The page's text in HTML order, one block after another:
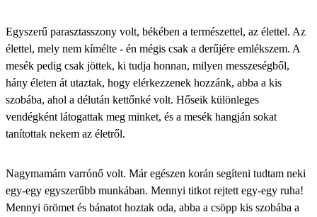
Egyszerű parasztasszony volt, békében a természettel, az élettel. Az
élettel, mely nem kímélte - én mégis csak a derűjére emlékszem. A
mesék pedig csak jöttek, ki tudja honnan, milyen messzeségből,
hány életen át utaztak, hogy elérkezzenek hozzánk, abba a kis
szobába, ahol a délután kettőnké volt. Hőseik különleges
vendégként látogattak meg minket, és a mesék hangján sokat
tanítottak nekem az életről.
Nagymamám varrónő volt. Már egészen korán segíteni tudtam neki
egy-egy egyszerűbb munkában. Mennyi titkot rejtett egy-egy ruha!
Mennyi örömet és bánatot hoztak oda, abba a csöpp kis szobába a